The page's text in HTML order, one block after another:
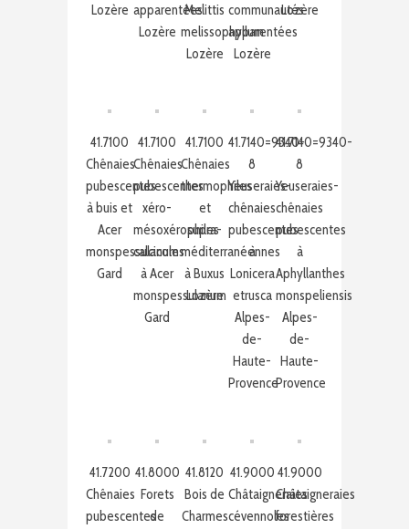
Lozère apparentées
Lozère
Melittis
melissophyllum
Lozère
communautés
apparentées
Lozère
Lozère
41.7100
Chênaies
pubescentes
à buis et
Acer
monspessulanum
Gard
41.7100
Chênaies
pubescentes
xéro-
mésoxérophiles
calcicoles
à Acer
monspessulanum
Gard
41.7100
Chênaies
thermophiles
et
supra-
méditerranéennes
à Buxus
Lozère
41.7140=9340-
8
Yeuseraies-
chênaies
pubescentes
à
Lonicera
etrusca
Alpes-
de-
Haute-
Provence
41.7140=9340-
8
Yeuseraies-
chênaies
pubescentes
à
Aphyllanthes
monspeliensis
Alpes-
de-
Haute-
Provence
41.7200
Chênaies
pubescentes
41.8000
Forets
de
41.8120
Bois de
Charmes
41.9000
Châtaigneraies
cévennoles
41.9000
Châtaigneraies
forestières